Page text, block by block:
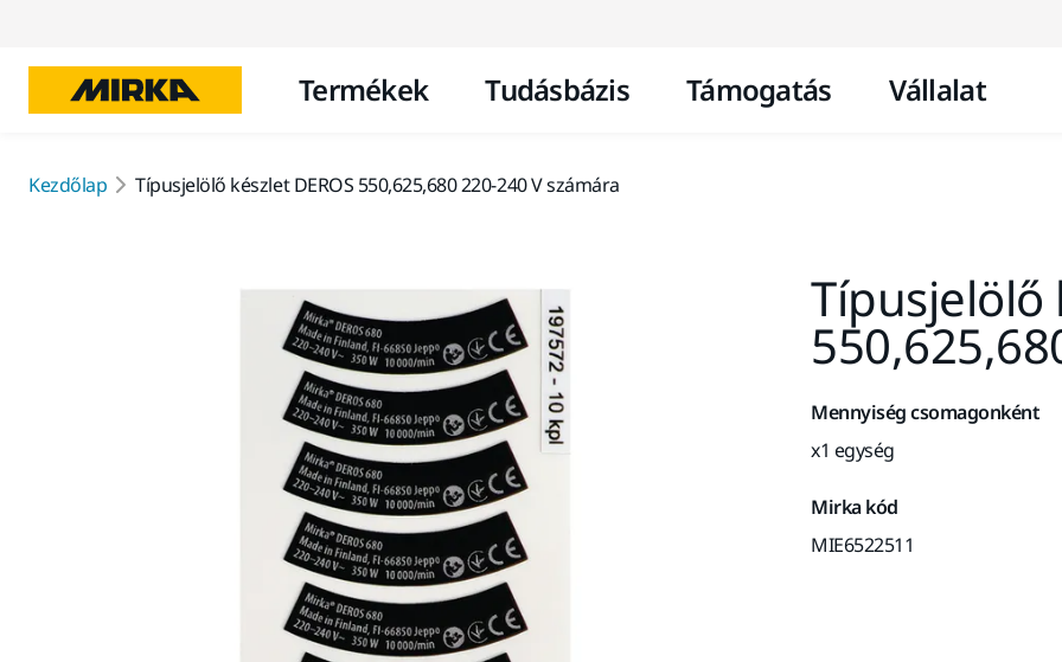
Termékek Tudásbázis Támogatás Vállalat
Kezdőlap Típusjelölő készlet DEROS 550,625,680 220-240 V számára
Típusjelölő
Mennyiség csomagonként
x1 egység
Mirka kód
MIE6522511